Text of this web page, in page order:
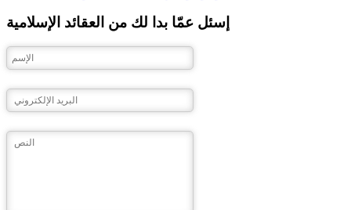
إسئل عمّا بدا لك من العقائد الإسلامية